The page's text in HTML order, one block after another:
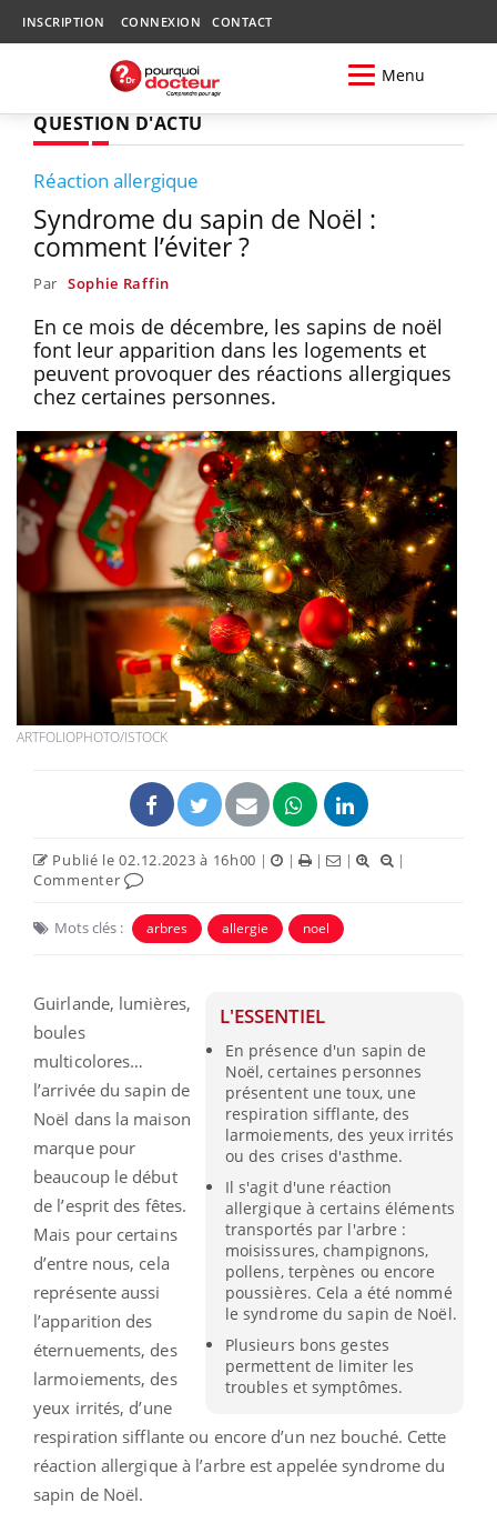
INSCRIPTION CONNEXION CONTACT
Menu
QUESTION D'ACTU
Réaction allergique
Syndrome du sapin de Noël :
comment l’éviter ?
Par Sophie Raffin
En ce mois de décembre, les sapins de noël
font leur apparition dans les logements et
peuvent provoquer des réactions allergiques
chez certaines personnes.
ARTFOLIOPHOTO/ISTOCK
Publié le 02.12.2023 à 16h00 | | | |
|
Commenter
Mots clés : arbres allergie noel
L'ESSENTIEL
En présence d'un sapin de
Noël, certaines personnes
présentent une toux, une
respiration sifflante, des
larmoiements, des yeux irrités
ou des crises d'asthme.
Il s'agit d'une réaction
allergique à certains éléments
transportés par l'arbre :
moisissures, champignons,
pollens, terpènes ou encore
poussières. Cela a été nommé
le syndrome du sapin de Noël.
Plusieurs bons gestes
permettent de limiter les
troubles et symptômes.
Guirlande, lumières,
boules
multicolores…
l’arrivée du sapin de
Noël dans la maison
marque pour
beaucoup le début
de l’esprit des fêtes.
Mais pour certains
d’entre nous, cela
représente aussi
l’apparition des
éternuements, des
larmoiements, des
yeux irrités, d’une
respiration sifflante ou encore d’un nez bouché. Cette
réaction allergique à l’arbre est appelée syndrome du
sapin de Noël.